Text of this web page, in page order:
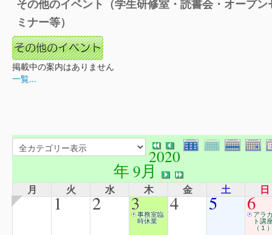
その他のイベント（学生研修室・読書会・オープン
ミナー等）
掲載中の案内はありません
一覧...
2020
年 9月
月 火 水 木 金 土 日
1 2 3事務室臨
時休業
4 5 6アラ
ト講
（１